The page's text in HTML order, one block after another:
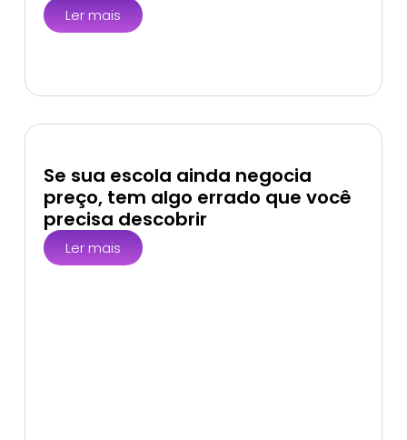
Ler mais
Se sua escola ainda negocia
preço, tem algo errado que você
precisa descobrir
Ler mais